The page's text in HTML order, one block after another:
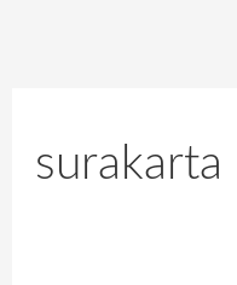
surakarta